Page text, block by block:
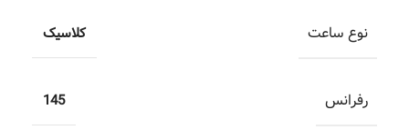
نوع ساعت کلاسیک
رفرانس 145